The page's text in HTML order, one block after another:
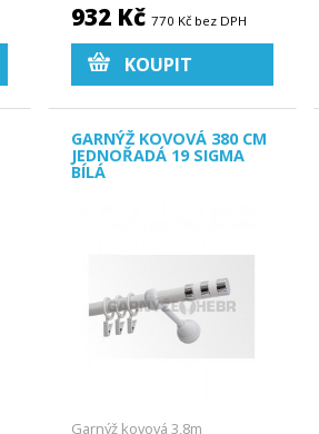
932 Kč 770 Kč bez DPH
KOUPIT
GARNÝŽ KOVOVÁ 380 CM
JEDNOŘADÁ 19 SIGMA
BÍLÁ
Garnýž kovová 3,8m